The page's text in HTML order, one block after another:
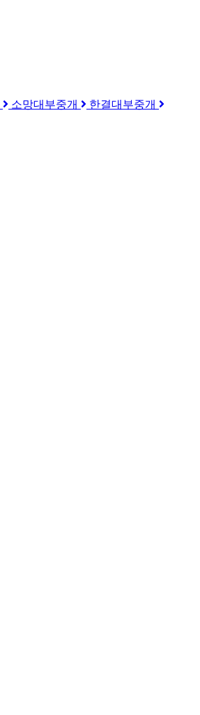
소망대부중개 한결대부중개